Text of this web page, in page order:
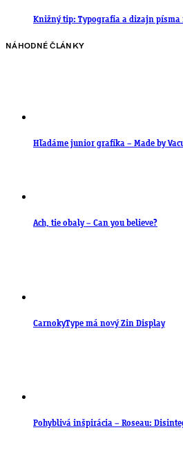
Knižný tip: Typografia a dizajn písma
NÁHODNÉ ČLÁNKY
Hľadáme junior grafika – Made by
Ach, tie obaly – Can you believe?
CarnokyType má nový Zin Display
Pohyblivá inšpirácia – Roseau: